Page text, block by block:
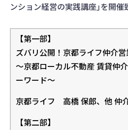
ンション経営の実践講座｣を開催
【第一部】
ズバリ公開！京都ライフ仲介営
～京都ローカル不動産 賃貸仲
ーワード～
京都ライフ 高橋 保郎、他 仲
【第二部】